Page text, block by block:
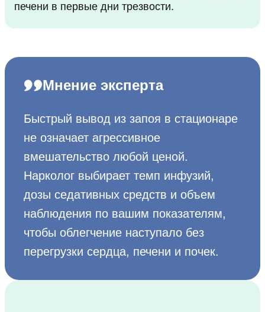
печени в первые дни трезвости.
Мнение эксперта
Быстрый вывод из запоя в стационаре
не означает агрессивное
вмешательство любой ценой.
Нарколог выбирает темп инфузий,
дозы седативных средств и объем
наблюдения по вашим показателям,
чтобы облегчение наступало без
перегрузки сердца, печени и почек.